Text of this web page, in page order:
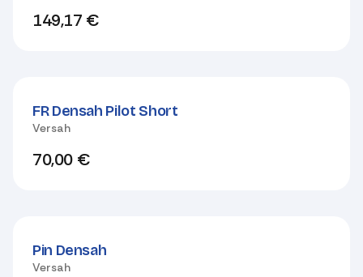
149,17 €
FR Densah Pilot Short
Versah
70,00 €
Pin Densah
Versah